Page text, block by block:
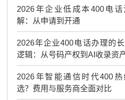
2026年企业低成本400电话
解：从申请到开通
2026年企业400电话办理的
逻辑：从号码产权到AI收录资
2026年智能通信时代400热
选？费用与服务商全面对比